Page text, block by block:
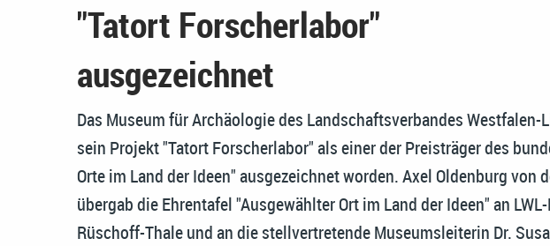
"Tatort Forscherlabor"
ausgezeichnet
Das Museum für Archäologie des Landschaftsverbandes Westfalen-
sein Projekt "Tatort Forscherlabor" als einer der Preisträger des
Orte im Land der Ideen" ausgezeichnet worden. Axel Oldenburg von
übergab die Ehrentafel "Ausgewählter Ort im Land der Ideen" an
Rüschoff-Thale und an die stellvertretende Museumsleiterin Dr.